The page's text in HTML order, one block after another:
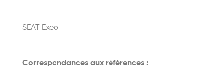
SEAT Exeo
Correspondances aux références :